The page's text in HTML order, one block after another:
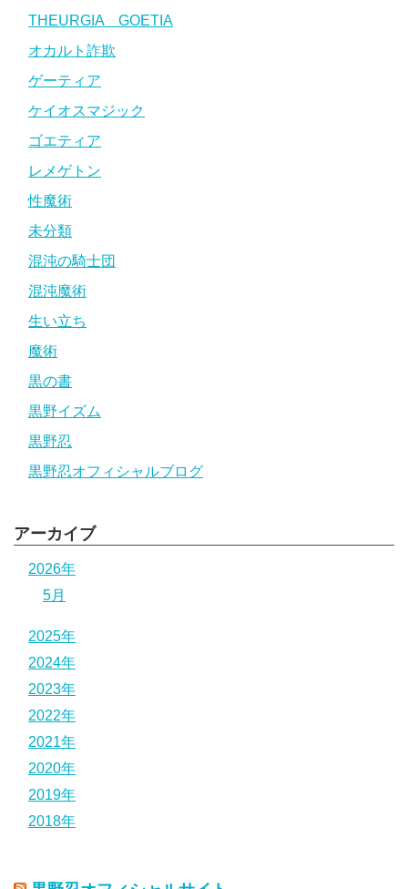
THEURGIA GOETIA
オカルト詐欺
ゲーティア
ケイオスマジック
ゴエティア
レメゲトン
性魔術
未分類
混沌の騎士団
混沌魔術
生い立ち
魔術
黒の書
黒野イズム
黒野忍
黒野忍オフィシャルブログ
アーカイブ
2026年
5月
2025年
2024年
2023年
2022年
2021年
2020年
2019年
2018年